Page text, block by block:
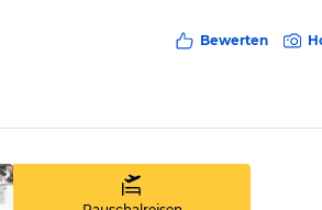
Bewerten